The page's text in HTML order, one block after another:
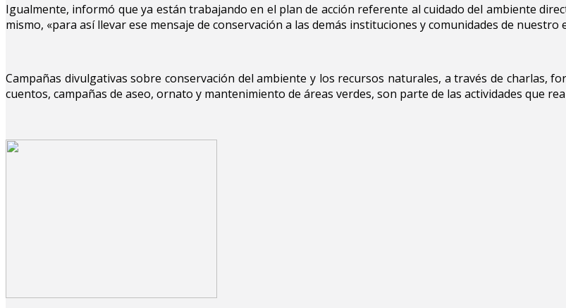
Igualmente, informó que ya están trabajando en el plan de acción referente al cuidado del ambiente
mismo, «para así llevar ese mensaje de conservación a las demás instituciones y comunidades de nuestro
Campañas divulgativas sobre conservación del ambiente y los recursos naturales, a través de charlas,
cuentos, campañas de aseo, ornato y mantenimiento de áreas verdes, son parte de las actividades que